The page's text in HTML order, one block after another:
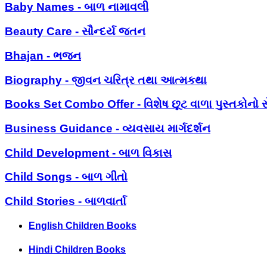
Baby Names - બાળ નામાવલી
Beauty Care - સૌન્દર્ય જતન
Bhajan - ભજન
Biography - જીવન ચરિત્ર તથા આત્મકથા
Books Set Combo Offer - વિશેષ છૂટ વાળા પુસ્તકોનો
Business Guidance - વ્યવસાય માર્ગદર્શન
Child Development - બાળ વિકાસ
Child Songs - બાળ ગીતો
Child Stories - બાળવાર્તા
English Children Books
Hindi Children Books